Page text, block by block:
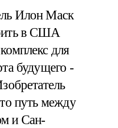
Илон Маск
в США
для
будущего -
путь между
и Сан-